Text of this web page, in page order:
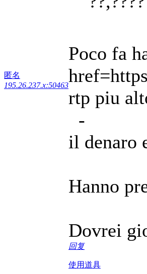
匿名
195.26.237.x:50463
Poco fa
rtp piu
-
il denaro
Hanno
Dovrei
回复
使用道具